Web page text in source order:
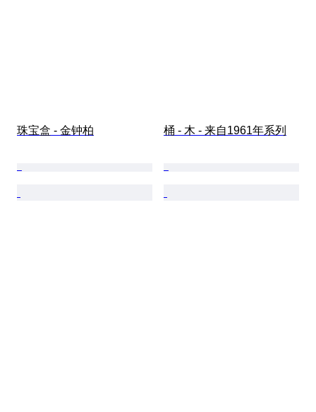
珠宝盒 - 金钟柏 桶 - 木 - 来自1961年系列